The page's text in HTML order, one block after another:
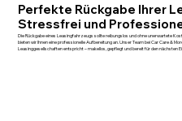
Perfekte Rückgabe Ihrer
Stressfrei und
Die Rückgabe eines Leasingfahrzeugs sollte reibungslos und ohne unerwartete
bieten wir Ihnen eine professionelle Aufbereitung an. Unser Team bei Car Care &
Leasinggesellschaften entspricht – makellos, gepflegt und bereit für den nächsten